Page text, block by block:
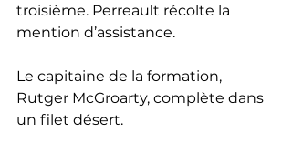
troisième. Perreault récolte la
mention d’assistance.
Le capitaine de la formation,
Rutger McGroarty, complète dans
un filet désert.